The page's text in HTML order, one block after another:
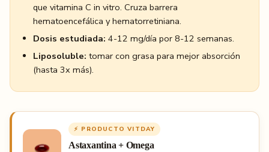
que vitamina C in vitro. Cruza barrera
hematoencefálica y hematorretiniana.
Dosis estudiada: 4-12 mg/día por 8-12 semanas.
Liposoluble: tomar con grasa para mejor absorción
(hasta 3x más).
⚡ PRODUCTO VITDAY
Astaxantina + Omega